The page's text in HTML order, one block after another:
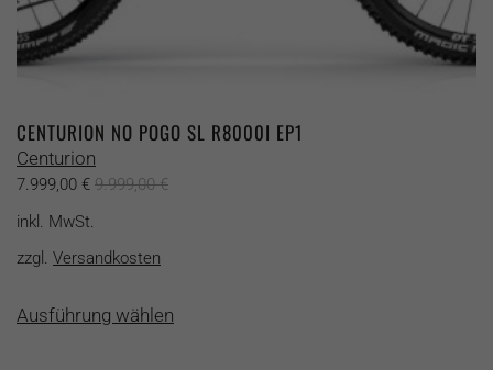
CENTURION NO POGO SL R8000I EP1
Centurion
7.999,00 € 9.999,00€
inkl. MwSt.
zzgl. Versandkosten
Ausführung wählenProdukt